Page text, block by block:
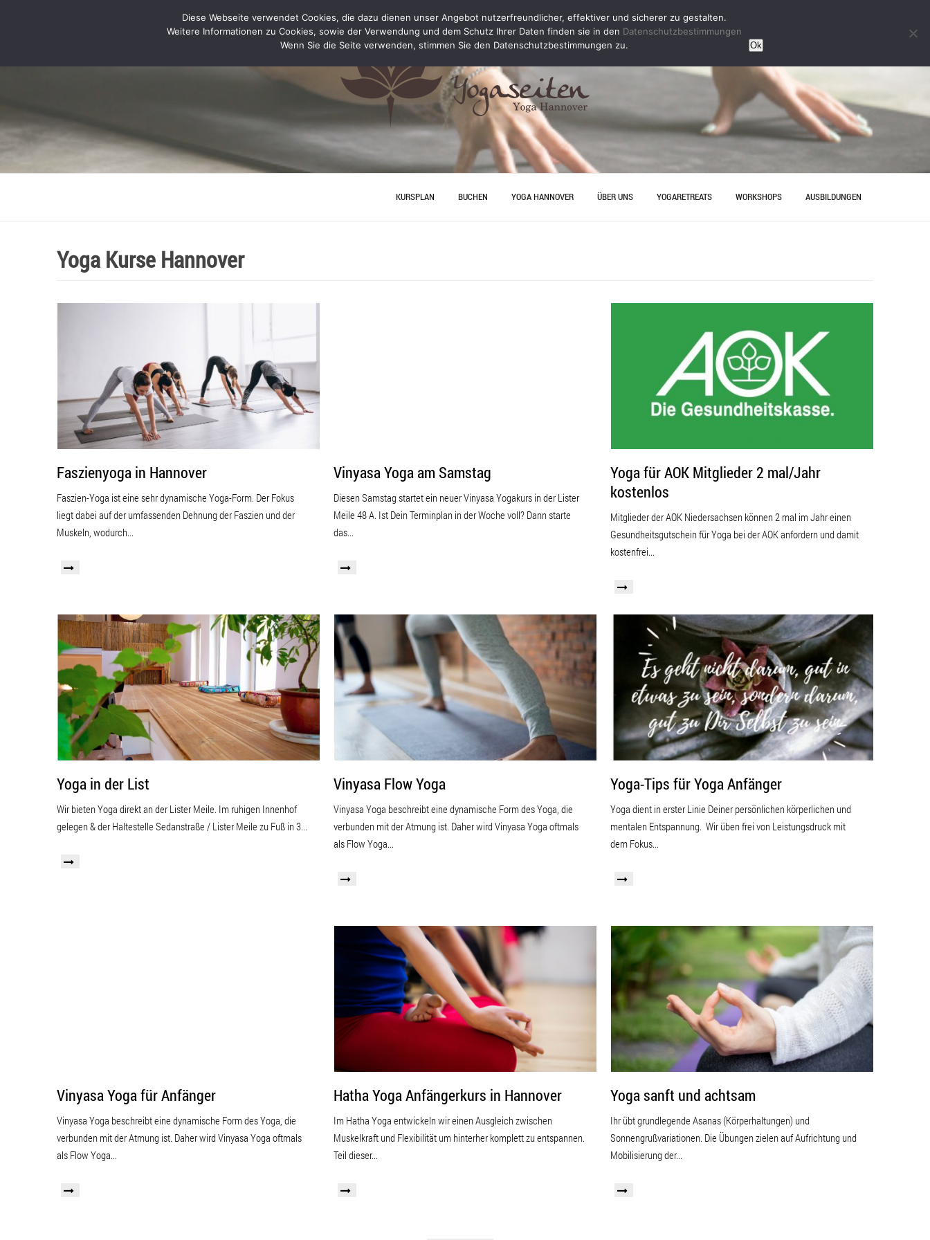
KURSPLAN BUCHEN YOGA HANNOVER ÜBER UNS
KONTAKT
YOGARETREATS WORKSHOPS AUSBILDUNGEN
Yoga Kurse Hannover
Faszienyoga in Hannover
Faszien-Yoga ist eine sehr dynamische Yoga-Form. Der Fokus
liegt dabei auf der umfassenden Dehnung der Faszien und der
Muskeln, wodurch...
Vinyasa Yoga am Samstag
Diesen Samstag startet ein neuer Vinyasa Yogakurs in der Lister
Meile 48 A. Ist Dein Terminplan in der Woche voll? Dann starte
das...
Yoga für AOK Mitglieder 2 mal/Jahr
kostenlos
Mitglieder der AOK Niedersachsen können 2 mal im Jahr einen
Gesundheitsgutschein für Yoga bei der AOK anfordern und damit
kostenfrei...
Yoga in der List
Wir bieten Yoga direkt an der Lister Meile. Im ruhigen Innenhof
gelegen & der Haltestelle Sedanstraße / Lister Meile zu Fuß in 3...
Vinyasa Flow Yoga
Vinyasa Yoga beschreibt eine dynamische Form des Yoga, die
verbunden mit der Atmung ist. Daher wird Vinyasa Yoga oftmals
als Flow Yoga...
Yoga-Tips für Yoga Anfänger
Yoga dient in erster Linie Deiner persönlichen körperlichen und
mentalen Entspannung. Wir üben frei von Leistungsdruck mit
dem Fokus...
Vinyasa Yoga für Anfänger
Vinyasa Yoga beschreibt eine dynamische Form des Yoga, die
verbunden mit der Atmung ist. Daher wird Vinyasa Yoga oftmals
als Flow Yoga...
Hatha Yoga Anfängerkurs in Hannover
Im Hatha Yoga entwickeln wir einen Ausgleich zwischen
Muskelkraft und Flexibilität um hinterher komplett zu entspannen.
Teil dieser...
Yoga sanft und achtsam
Ihr übt grundlegende Asanas (Körperhaltungen) und
Sonnengrußvariationen. Die Übungen zielen auf Aufrichtung und
Mobilisierung der...
Diese Webseite verwendet Cookies, die dazu dienen unser Angebot nutzerfreundlicher, effektiver und sicherer zu gestalten.
Weitere Informationen zu Cookies, sowie der Verwendung und dem Schutz Ihrer Daten finden sie in den Datenschutzbestimmungen
Wenn Sie die Seite verwenden, stimmen Sie den Datenschutzbestimmungen zu.
Ok